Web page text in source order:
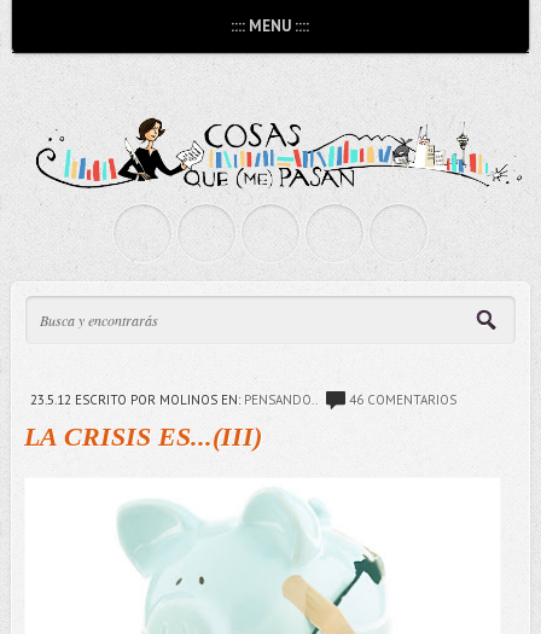
:::: MENU ::::
23.5.12 ESCRITO POR MOLINOS EN: PENSANDO.. 46 COMENTARIOS
LA CRISIS ES...(III)